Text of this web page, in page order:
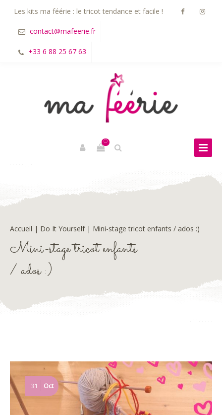
Les kits ma féérie : le tricot tendance et facile !
contact@mafeerie.fr
+33 6 88 25 67 63
0
Accueil | Do It Yourself| Mini-stage tricot enfants / ados :)
Mini-stage tricot enfants
/ ados :)
31 Oct